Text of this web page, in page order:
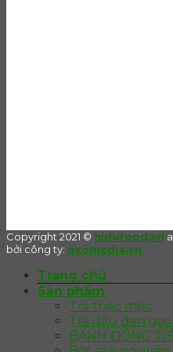
Copyright 2021 © hidufood.vn
bởi công ty: oxomedia.vn
Trang chủ
Sản phẩm
Trà thảo mộc
Trà đậu đen
BÁNH ĐỒNG